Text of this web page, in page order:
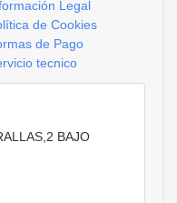
Legal
de Cookies
de Pago
tecnico
BAJO